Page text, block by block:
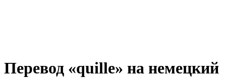
Перевод «quille» на немецкий